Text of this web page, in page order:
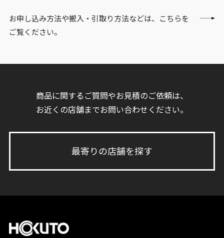
お申し込み方法や搬入・引取り方法などは、こちらを
ご覧ください。
商品に関するご質問やお見積のご依頼は、
お近くの店舗までお問い合わせください。
最寄りの店舗を探す